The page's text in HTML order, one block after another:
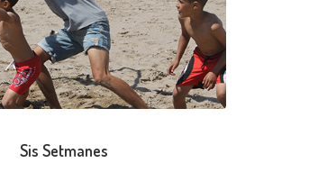
Sis Setmanes